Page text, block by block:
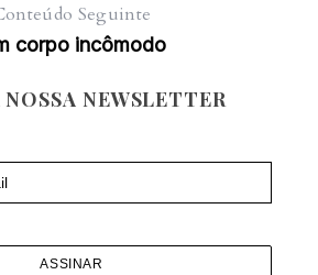
Seguinte
corpo incômodo
NOSSA NEWSLETTER